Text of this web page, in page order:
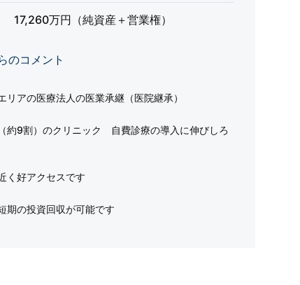
17,260万円（純資産＋営業権）
のコメント
リアの医療法人の医業承継（医院継承）
約9割）のクリニック 自費診療の導入に伸びしろ
く好アクセスです
期の投資回収が可能です